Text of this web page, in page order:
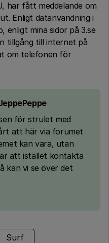
har fått meddelande om
Enligt datanvändning i
enligt mina sidor på 3.se
tillgång till internet på
om telefonen för
för strulet med
att här via forumet
kan vara, utan
att istället kontakta
kan vi se över det
Surf